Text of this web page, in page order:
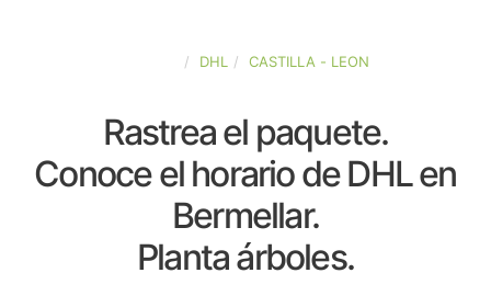
DHL CASTILLA - LEON
Rastrea el paquete.
Conoce el horario de DHL en
Bermellar.
Planta árboles.